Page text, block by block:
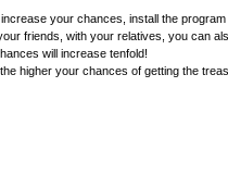
your chances, install the program
friends, with your relatives, you can
will increase tenfold!
higher your chances of getting the